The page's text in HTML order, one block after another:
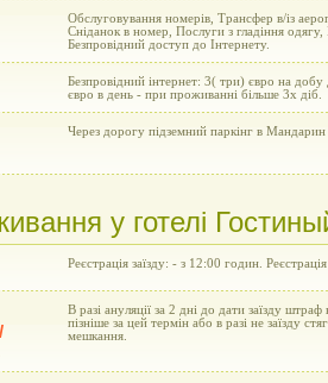
Обслуговування номерів, Трансфер в/із
Сніданок в номер, Послуги з гладіння
Безпровідний доступ до Інтернету.
Безпровідний інтернет: 3( три) євро на
євро в день - при проживанні більше 3х діб.
Через дорогу підземний паркінг в
у готелі
Реєстрація заїзду: - з 12:00 годин.
В разі ануляції за 2 дні до дати заїзду штраф
пізніше за цей термін або в разі не заїзду
мешкання.